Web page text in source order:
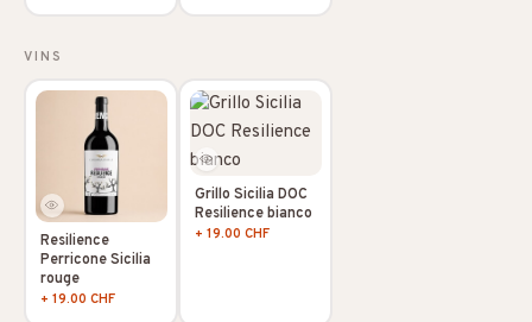
VINS
Resilience
Perricone Sicilia
rouge
+ 19.00 CHF
Grillo Sicilia DOC
Resilience bianco
+ 19.00 CHF